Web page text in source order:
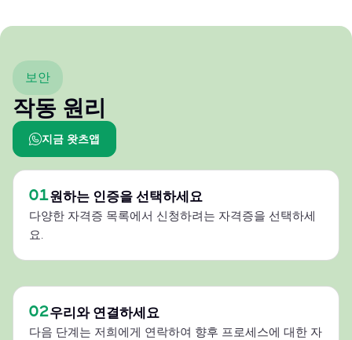
보안
작동 원리
지금 왓츠앱
01원하는 인증을 선택하세요
다양한 자격증 목록에서 신청하려는 자격증을 선택하세
요.
02우리와 연결하세요
다음 단계는 저희에게 연락하여 향후 프로세스에 대한 자